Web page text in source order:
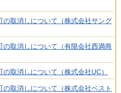
の取消しについて（株式会社サング
の取消しについて（有限会社西満商
取消しについて（株式会社UC）
取消しについて（株式会社ベスト